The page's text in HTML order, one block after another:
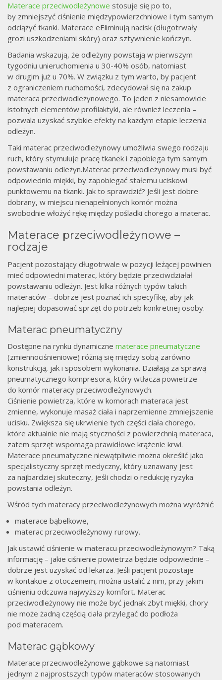
Materace przeciwodleżynowe stosuje się po to,
by zmniejszyć ciśnienie międzypowierzchniowe i tym samym
odciążyć tkanki. Materace eEliminują nacisk (długotrwały
grozi uszkodzeniami skóry) oraz sztywnienie kończyn.
Badania wskazują, że odleżyny powstają w pierwszym
tygodniu unieruchomienia u 30-40% osób, natomiast
w drugim już u 70%. W związku z tym warto, by pacjent
z ograniczeniem ruchomości, zdecydował się na zakup
materaca przeciwodleżynowego. To jeden z niesamowicie
istotnych elementów profilaktyki, ale również leczenia –
pozwala uzyskać szybkie efekty na każdym etapie leczenia
odleżyn.
Taki materac przeciwodleżynowy umożliwia swego rodzaju
ruch, który stymuluje pracę tkanek i zapobiega tym samym
powstawaniu odleżyn.Materac przeciwodleżynowy musi być
odpowiednio miękki, by zapobiegać stałemu uciskowi
punktowemu na tkanki. Jak to sprawdzić? Jeśli jest dobre
dobrany, w miejscu nienapełnionych komór można
swobodnie włożyć rękę między pośladki chorego a materac.
Materace przeciwodleżynowe –
rodzaje
Pacjent pozostający długotrwale w pozycji leżącej powinien
mieć odpowiedni materac, który będzie przeciwdziałał
powstawaniu odleżyn. Jest kilka różnych typów takich
materaców – dobrze jest poznać ich specyfikę, aby jak
najlepiej dopasować sprzęt do potrzeb konkretnej osoby.
Materac pneumatyczny
Dostępne na rynku dynamiczne materace pneumatyczne
(zmiennociśnieniowe) różnią się między sobą zarówno
konstrukcją, jak i sposobem wykonania. Działają za sprawą
pneumatycznego kompresora, który wtłacza powietrze
do komór materacy przeciwodleżynowych.
Ciśnienie powietrza, które w komorach materaca jest
zmienne, wykonuje masaż ciała i naprzemienne zmniejszenie
ucisku. Zwiększa się ukrwienie tych części ciała chorego,
które aktualnie nie mają styczności z powierzchnią materaca,
zatem sprzęt wspomaga prawidłowe krążenie krwi.
Materace pneumatyczne niewątpliwie można określić jako
specjalistyczny sprzęt medyczny, który uznawany jest
za najbardziej skuteczny, jeśli chodzi o redukcję ryzyka
powstania odleżyn.
Wśród tych materacy przeciwodleżynowych można wyróżnić:
materace bąbelkowe,
materac przeciwodleżynowy rurowy.
Jak ustawić ciśnienie w materacu przeciwodleżynowym? Taką
informację – jakie ciśnienie powietrza będzie odpowiednie –
dobrze jest uzyskać od lekarza. Jeśli pacjent pozostaje
w kontakcie z otoczeniem, można ustalić z nim, przy jakim
ciśnieniu odczuwa najwyższy komfort. Materac
przeciwodleżynowy nie może być jednak zbyt miękki, chory
nie może żadną częścią ciała przylegać do podłoża
pod materacem.
Materac gąbkowy
Materace przeciwodleżynowe gąbkowe są natomiast
jednym z najprostszych typów materaców stosowanych